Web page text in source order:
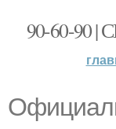
90-60-90